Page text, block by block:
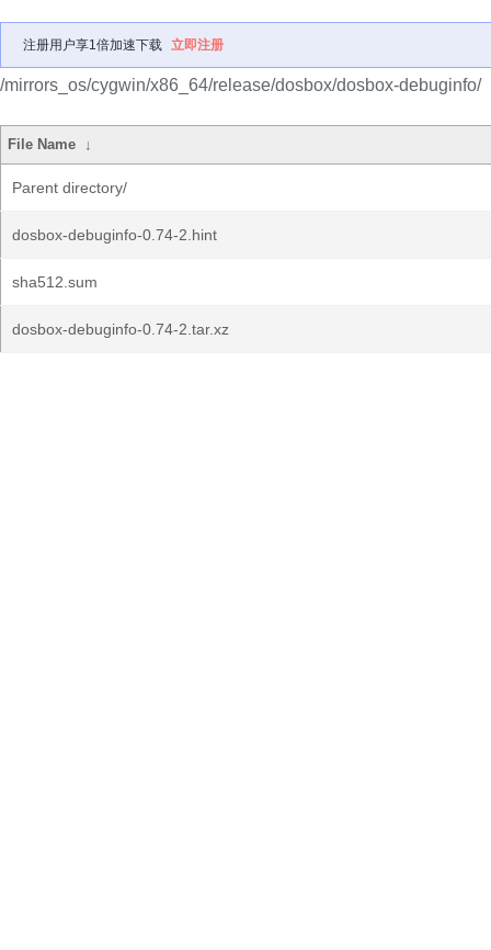
注册用户享1倍加速下载 立即注册
/mirrors_os/cygwin/x86_64/release/dosbox/dosbox-debuginfo/
File Name ↓
Parent directory/
dosbox-debuginfo-0.74-2.hint
sha512.sum
dosbox-debuginfo-0.74-2.tar.xz